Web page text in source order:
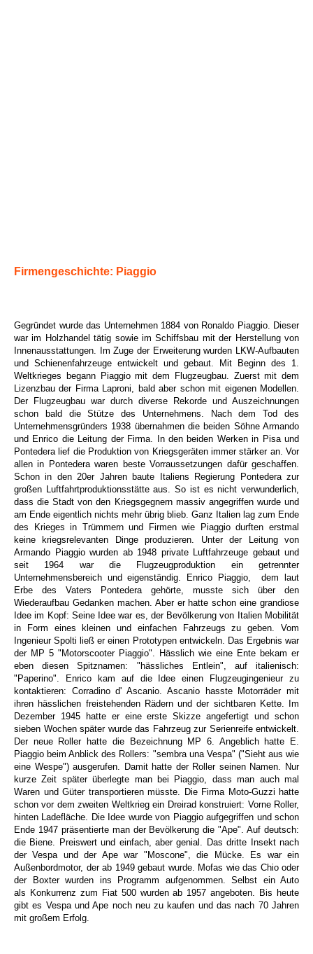
Firmengeschichte: Piaggio
Gegründet wurde das Unternehmen 1884 von Ronaldo Piaggio. Dieser
war im Holzhandel tätig sowie im Schiffsbau mit der Herstellung von
Innenausstattungen. Im Zuge der Erweiterung wurden LKW-Aufbauten
und Schienenfahrzeuge entwickelt und gebaut. Mit Beginn des 1.
Weltkrieges begann Piaggio mit dem Flugzeugbau. Zuerst mit dem
Lizenzbau der Firma Laproni, bald aber schon mit eigenen Modellen.
Der Flugzeugbau war durch diverse Rekorde und Auszeichnungen
schon bald die Stütze des Unternehmens. Nach dem Tod des
Unternehmensgründers 1938 übernahmen die beiden Söhne Armando
und Enrico die Leitung der Firma. In den beiden Werken in Pisa und
Pontedera lief die Produktion von Kriegsgeräten immer stärker an. Vor
allen in Pontedera waren beste Vorraussetzungen dafür geschaffen.
Schon in den 20er Jahren baute Italiens Regierung Pontedera zur
großen Luftfahrtproduktionsstätte aus. So ist es nicht verwunderlich,
dass die Stadt von den Kriegsgegnern massiv angegriffen wurde und
am Ende eigentlich nichts mehr übrig blieb. Ganz Italien lag zum Ende
des Krieges in Trümmern und Firmen wie Piaggio durften erstmal
keine kriegsrelevanten Dinge produzieren. Unter der Leitung von
Armando Piaggio wurden ab 1948 private Luftfahrzeuge gebaut und
seit 1964 war die Flugzeugproduktion ein getrennter
Unternehmensbereich und eigenständig. Enrico Piaggio, dem laut
Erbe des Vaters Pontedera gehörte, musste sich über den
Wiederaufbau Gedanken machen. Aber er hatte schon eine grandiose
Idee im Kopf: Seine Idee war es, der Bevölkerung von Italien Mobilität
in Form eines kleinen und einfachen Fahrzeugs zu geben. Vom
Ingenieur Spolti ließ er einen Prototypen entwickeln. Das Ergebnis war
der MP 5 "Motorscooter Piaggio". Hässlich wie eine Ente bekam er
eben diesen Spitznamen: "hässliches Entlein", auf italienisch:
"Paperino". Enrico kam auf die Idee einen Flugzeugingenieur zu
kontaktieren: Corradino d' Ascanio. Ascanio hasste Motorräder mit
ihren hässlichen freistehenden Rädern und der sichtbaren Kette. Im
Dezember 1945 hatte er eine erste Skizze angefertigt und schon
sieben Wochen später wurde das Fahrzeug zur Serienreife entwickelt.
Der neue Roller hatte die Bezeichnung MP 6. Angeblich hatte E.
Piaggio beim Anblick des Rollers: "sembra una Vespa" ("Sieht aus wie
eine Wespe") ausgerufen. Damit hatte der Roller seinen Namen. Nur
kurze Zeit später überlegte man bei Piaggio, dass man auch mal
Waren und Güter transportieren müsste. Die Firma Moto-Guzzi hatte
schon vor dem zweiten Weltkrieg ein Dreirad konstruiert: Vorne Roller,
hinten Ladefläche. Die Idee wurde von Piaggio aufgegriffen und schon
Ende 1947 präsentierte man der Bevölkerung die "Ape". Auf deutsch:
die Biene. Preiswert und einfach, aber genial. Das dritte Insekt nach
der Vespa und der Ape war "Moscone", die Mücke. Es war ein
Außenbordmotor, der ab 1949 gebaut wurde. Mofas wie das Chio oder
der Boxter wurden ins Programm aufgenommen. Selbst ein Auto
als Konkurrenz zum Fiat 500 wurden ab 1957 angeboten. Bis heute
gibt es Vespa und Ape noch neu zu kaufen und das nach 70 Jahren
mit großem Erfolg.